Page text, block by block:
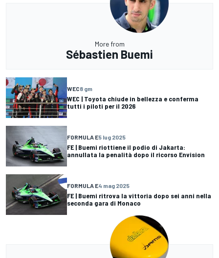
More from
Sébastien Buemi
WEC8 gm
WEC | Toyota chiude in bellezza e conferma
tutti i piloti per il 2026
FORMULA E5 lug 2025
FE | Buemi riottiene il podio di Jakarta:
annullata la penalità dopo il ricorso Envision
FORMULA E4 mag 2025
FE | Buemi ritrova la vittoria dopo sei anni nella
seconda gara di Monaco